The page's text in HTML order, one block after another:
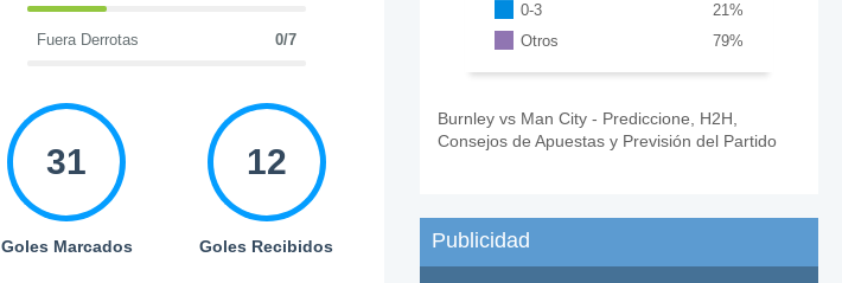
Fuera Derrotas 0/7
31
Goles Marcados
12
Goles Recibidos
0-3 %
21
Otros
%
79
Burnley vs Man City - Prediccione, H2H,
Consejos de Apuestas y Previsión del Partido
Publicidad